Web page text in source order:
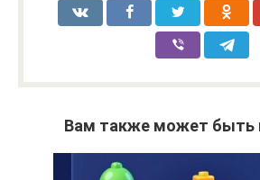
Вам также может быть